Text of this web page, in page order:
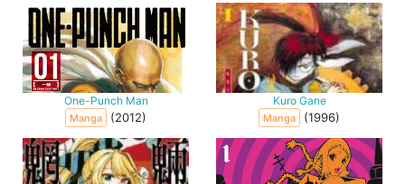
One-Punch Man
Manga (2012)
Kuro Gane
Manga (1996)